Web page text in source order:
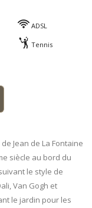
ADSL
Tennis
Jean de La Fontaine
siècle au bord du
le style de
Van Gogh et
le jardin pour les